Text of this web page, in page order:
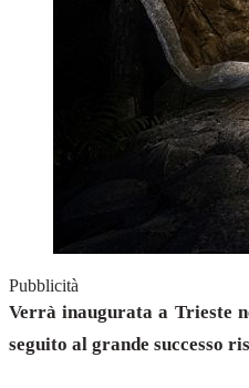
Pubblicità
Verrà inaugurata a Trieste
seguito al grande successo